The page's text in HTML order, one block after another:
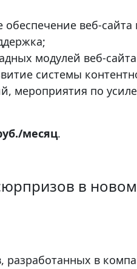
веб-сайта
модулей веб-
системы
мероприятия по
месяц.
в новом
разработанных в